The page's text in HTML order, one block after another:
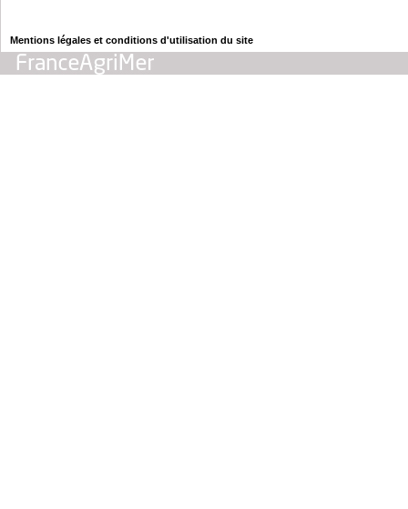
Mentions légales et conditions d'utilisation du site